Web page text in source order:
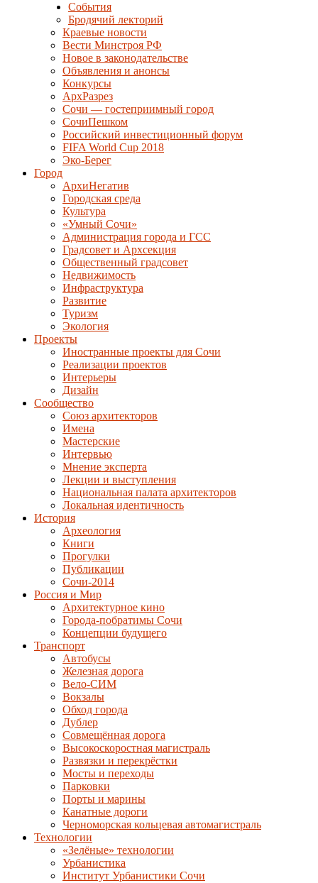
События
Бродячий лекторий
Краевые новости
Вести Минстроя РФ
Новое в законодательстве
Объявления и анонсы
Конкурсы
АрхРазрез
Сочи — гостеприимный город
СочиПешком
Российский инвестиционный форум
FIFA World Cup 2018
Эко-Берег
Город
АрхиНегатив
Городская среда
Культура
«Умный Сочи»
Администрация города и ГСС
Градсовет и Архсекция
Общественный градсовет
Недвижимость
Инфраструктура
Развитие
Туризм
Экология
Проекты
Иностранные проекты для Сочи
Реализации проектов
Интерьеры
Дизайн
Сообщество
Союз архитекторов
Имена
Мастерские
Интервью
Мнение эксперта
Лекции и выступления
Национальная палата архитекторов
Локальная идентичность
История
Археология
Книги
Прогулки
Публикации
Сочи-2014
Россия и Мир
Архитектурное кино
Города-побратимы Сочи
Концепции будущего
Транспорт
Автобусы
Железная дорога
Вело-СИМ
Вокзалы
Обход города
Дублер
Совмещённая дорога
Высокоскоростная магистраль
Развязки и перекрёстки
Мосты и переходы
Парковки
Порты и марины
Канатные дороги
Черноморская кольцевая автомагистраль
Технологии
«Зелёные» технологии
Урбанистика
Институт Урбанистики Сочи